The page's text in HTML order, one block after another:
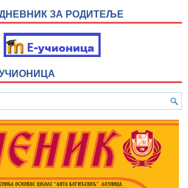
ЗА РОДИТЕЉЕ